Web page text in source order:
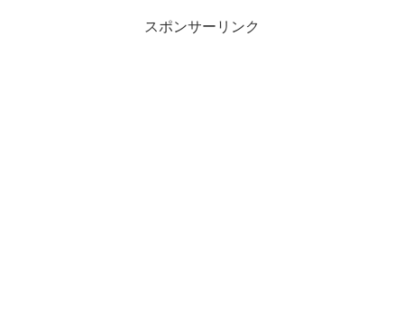
スポンサーリンク